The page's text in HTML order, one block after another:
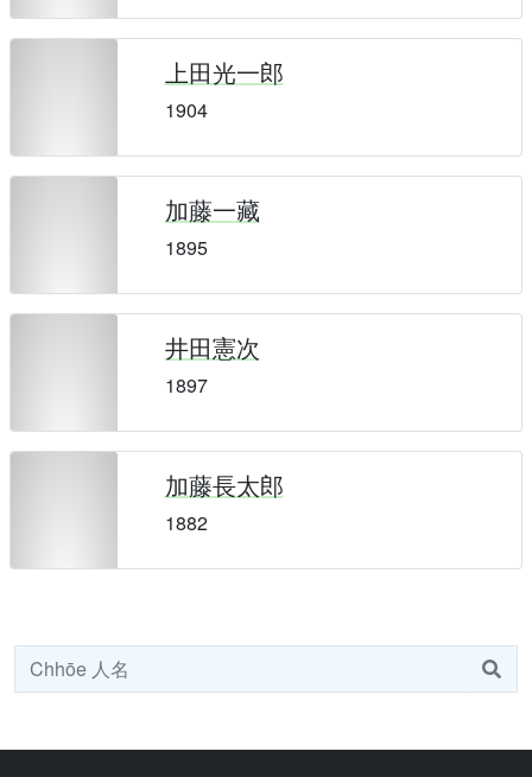
上田光一郎
1904
加藤一藏
1895
井田憲次
1897
加藤長太郎
1882